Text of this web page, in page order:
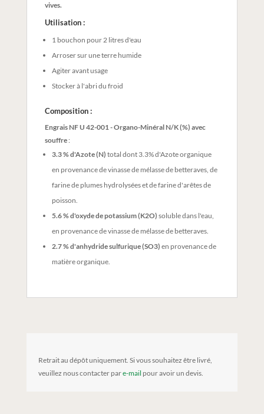
vives.
Utilisation :
1 bouchon pour 2 litres d'eau
Arroser sur une terre humide
Agiter avant usage
Stocker à l'abri du froid
Composition :
Engrais NF U 42-001 - Organo-Minéral N/K (%) avec
souffre:
3.3 % d'Azote (N) total dont 3.3% d'Azote organique
en provenance de vinasse de mélasse de betteraves, de
farine de plumes hydrolysées et de farine d'arêtes de
poisson.
5.6 % d'oxyde de potassium (K2O) soluble dans l'eau,
en provenance de vinasse de mélasse de betteraves.
2.7 % d'anhydride sulfurique (SO3) en provenance de
matière organique.
Retrait au dépôt uniquement. Si vous souhaitez être livré,
veuillez nous contacter pare-mail pour avoir un devis.